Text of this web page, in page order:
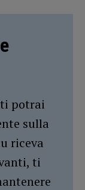
potrai
sulla
riceva
ti